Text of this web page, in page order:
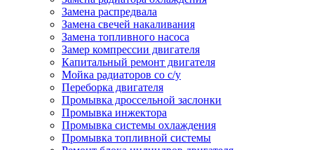
Замена распредвала
Замена свечей накаливания
Замена топливного насоса
Замер компрессии двигателя
Капитальный ремонт двигателя
Мойка радиаторов со с/у
Переборка двигателя
Промывка дроссельной заслонки
Промывка инжектора
Промывка системы охлаждения
Промывка топливной системы